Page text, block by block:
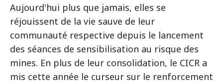
Aujourd'hui plus que jamais, elles se
réjouissent de la vie sauve de leur
communauté respective depuis le lancement
des séances de sensibilisation au risque des
mines. En plus de leur consolidation, le CICR a
mis cette année le curseur sur le renforcement